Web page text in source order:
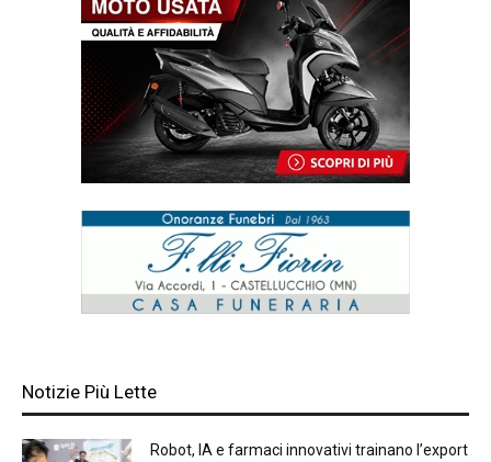
Notizie Più Lette
Robot, IA e farmaci innovativi trainano l’export